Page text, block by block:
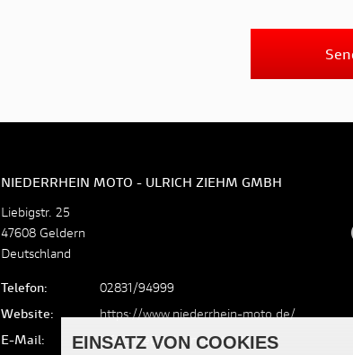
NIEDERRHEIN MOTO - ULRICH ZIEHM GMBH
Liebigstr. 25
47608 Geldern
Deutschland
Telefon:
02831/94999
Website:
https://www.niederrhein-moto.de/
E-Mail:
info@niederrhein-moto.de
EINSATZ VON COOKIES